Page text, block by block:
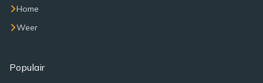
Home
Weer
Populair